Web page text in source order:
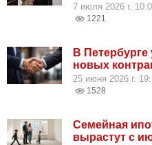
7 июля 2026 г.
1221
В
новых
25 июня 2026 г.
1528
Семейная
вырастут с